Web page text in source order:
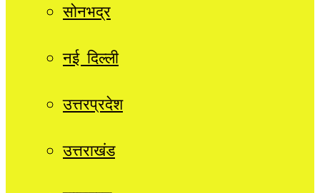
सोनभद्र
नई दिल्ली
उत्तरप्रदेश
उत्तराखंड